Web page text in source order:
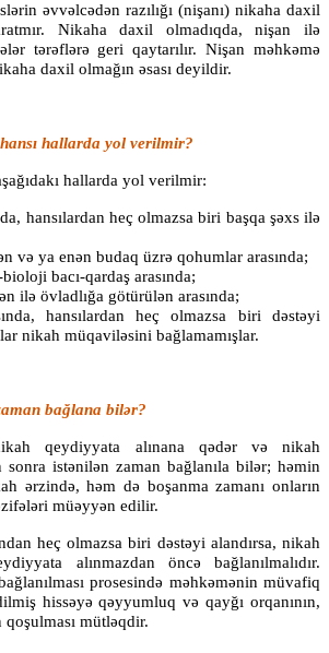
əvvəlcədən razılığı (nişanı) nikaha daxil
Nikaha daxil olmadıqda, nişan ilə
tərəflərə geri qaytarılır. Nişan məhkəmə
daxil olmağın əsası deyildir.
hallarda yol verilmir?
hallarda yol verilmir:
hansılardan heç olmazsa biri başqa şəxs ilə
və ya enən budaq üzrə qohumlar arasında;
bacı-qardaş arasında;
ilə övladlığa götürülən arasında;
hansılardan heç olmazsa biri dəstəyi
nikah müqaviləsini bağlamamışlar.
bağlana bilər?
qeydiyyata alınana qədər və nikah
sonra istənilən zaman bağlanıla bilər; həmin
ərzində, həm də boşanma zamanı onların
müəyyən edilir.
heç olmazsa biri dəstəyi alandırsa, nikah
alınmazdan öncə bağlanılmalıdır.
prosesində məhkəmənin müvafiq
hissəyə qəyyumluq və qayğı orqanının,
mütləqdir.